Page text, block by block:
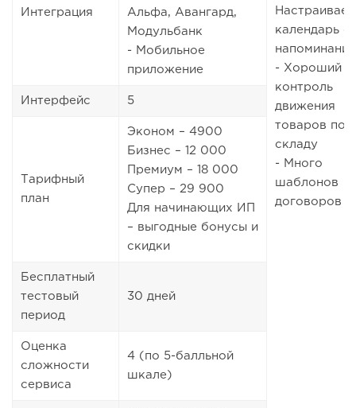
календарь с
- Хороший
контроль
движения
товаров по
складу
- Много
шаблонов
договоров
Интеграция
Альфа, Авангард,
Модульбанк
- Мобильное
приложение
Интерфейс 5
Тарифный
план
Эконом – 4900
Бизнес – 12 000
Премиум – 18 000
Супер – 29 900
Для начинающих ИП
– выгодные бонусы и
скидки
Бесплатный
тестовый
период
30 дней
Оценка
сложности
сервиса
4 (по 5-балльной
шкале)